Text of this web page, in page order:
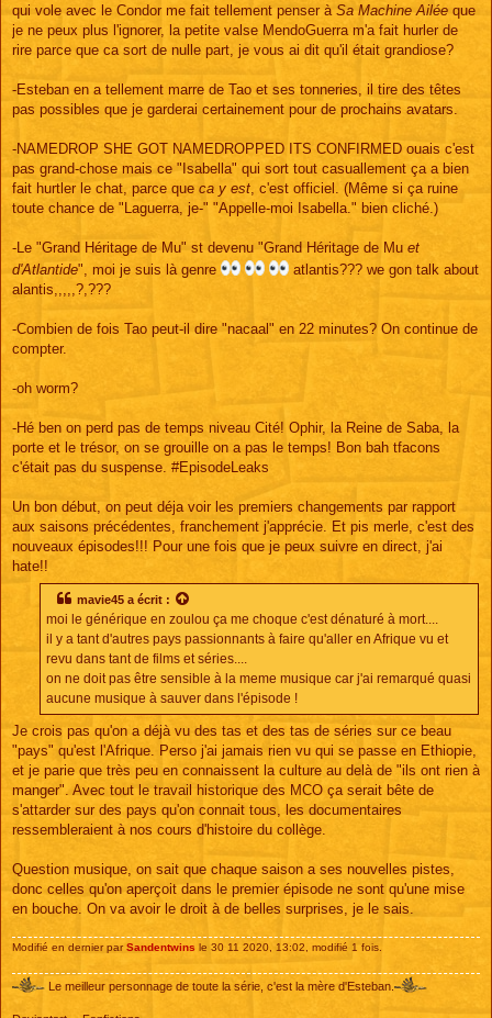
qui vole avec le Condor me fait tellement penser à Sa Machine Ailée que
je ne peux plus l'ignorer, la petite valse MendoGuerra m'a fait hurler de
rire parce que ca sort de nulle part, je vous ai dit qu'il était grandiose?
-Esteban en a tellement marre de Tao et ses tonneries, il tire des têtes
pas possibles que je garderai certainement pour de prochains avatars.
-NAMEDROP SHE GOT NAMEDROPPED ITS CONFIRMED ouais c'est
pas grand-chose mais ce "Isabella" qui sort tout casuallement ça a bien
fait hurtler le chat, parce que ca y est , c'est officiel. (Même si ça ruine
toute chance de "Laguerra, je-" "Appelle-moi Isabella." bien cliché.)
-Le "Grand Héritage de Mu" st devenu "Grand Héritage de Mu et
d'Atlantide", moi je suis là genre
atlantis??? we gon talk about
alantis,,,,,?,???
-Combien de fois Tao peut-il dire "nacaal" en 22 minutes? On continue de
compter.
-oh worm?
-Hé ben on perd pas de temps niveau Cité! Ophir, la Reine de Saba, la
porte et le trésor, on se grouille on a pas le temps! Bon bah tfacons
c'était pas du suspense. #EpisodeLeaks
Un bon début, on peut déja voir les premiers changements par rapport
aux saisons précédentes, franchement j'apprécie. Et pis merle, c'est des
nouveaux épisodes!!! Pour une fois que je peux suivre en direct, j'ai
hate!!
mavie45 a écrit :
moi le générique en zoulou ça me choque c'est dénaturé à mort....
il y a tant d'autres pays passionnants à faire qu'aller en Afrique vu et
revu dans tant de films et séries....
on ne doit pas être sensible à la meme musique car j'ai remarqué quasi
aucune musique à sauver dans l'épisode !
Je crois pas qu'on a déjà vu des tas et des tas de séries sur ce beau
"pays" qu'est l'Afrique. Perso j'ai jamais rien vu qui se passe en Ethiopie,
et je parie que très peu en connaissent la culture au delà de "ils ont rien à
manger". Avec tout le travail historique des MCO ça serait bête de
s'attarder sur des pays qu'on connait tous, les documentaires
ressembleraient à nos cours d'histoire du collège.
Question musique, on sait que chaque saison a ses nouvelles pistes,
donc celles qu'on aperçoit dans le premier épisode ne sont qu'une mise
en bouche. On va avoir le droit à de belles surprises, je le sais.
Modifié en dernier parSandentwins le 30 11 2020, 13:02, modifié 1 fois.
Le meilleur personnage de toute la série, c'est la mère d'Esteban.